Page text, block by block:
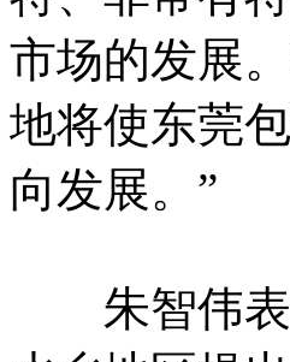
市场的发展
地将使东莞
向发展。”
朱智伟表